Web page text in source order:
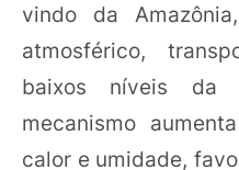
vindo da
atmosférico,
baixos níveis da
mecanismo
calor e umidade,